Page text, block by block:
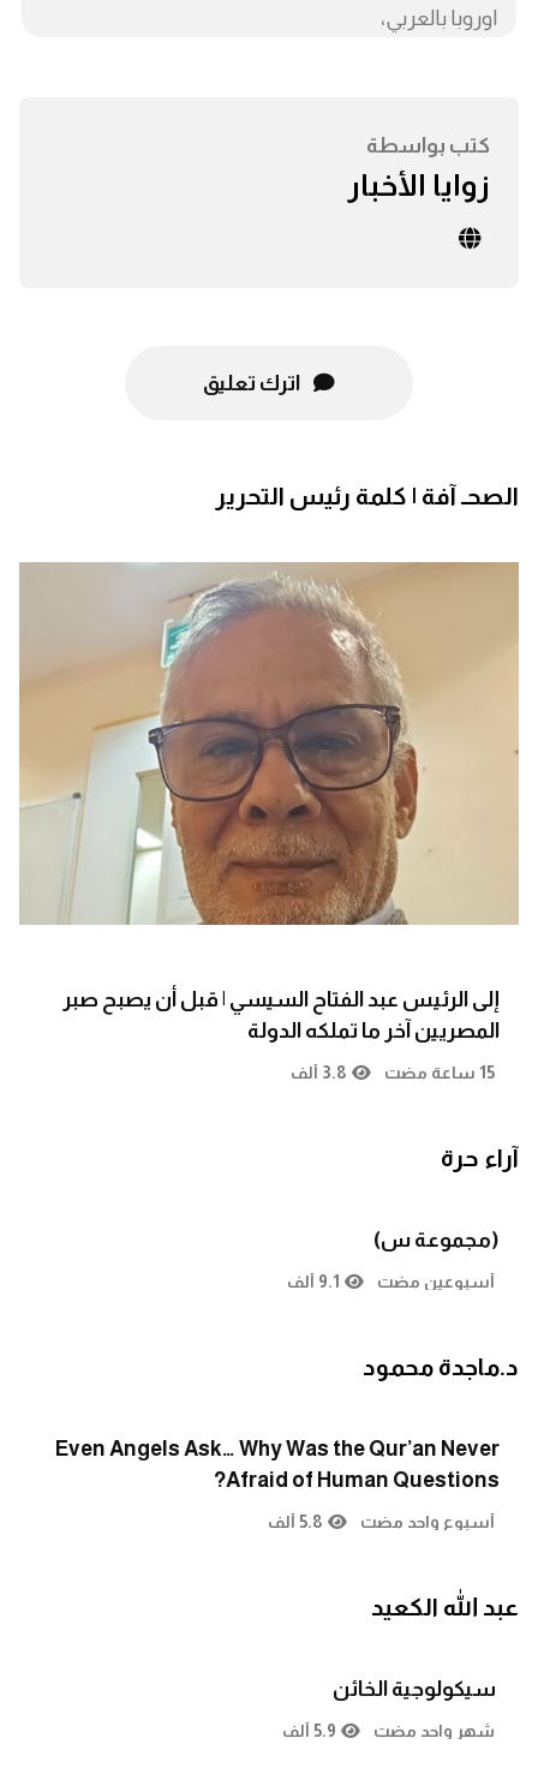
اوروبا بالعربي،
كتب بواسطة
زوايا الأخبار
اترك تعليق
الصحـ آفة | كلمة رئيس التحرير
إلى الرئيس عبد الفتاح السيسي | قبل أن يصبح صبر
المصريين آخر ما تملكه الدولة
15 ساعة مضت 3.8 ألف
آراء حرة
(مجموعة س)
أسبوعين مضت 9.1 ألف
د.ماجدة محمود
Even Angels Ask… Why Was the Qur’an Never
Afraid of Human Questions?
أسبوع واحد مضت 5.8 ألف
عبد الله الكعيد
سيكولوجية الخائن
شهر واحد مضت 5.9 ألف